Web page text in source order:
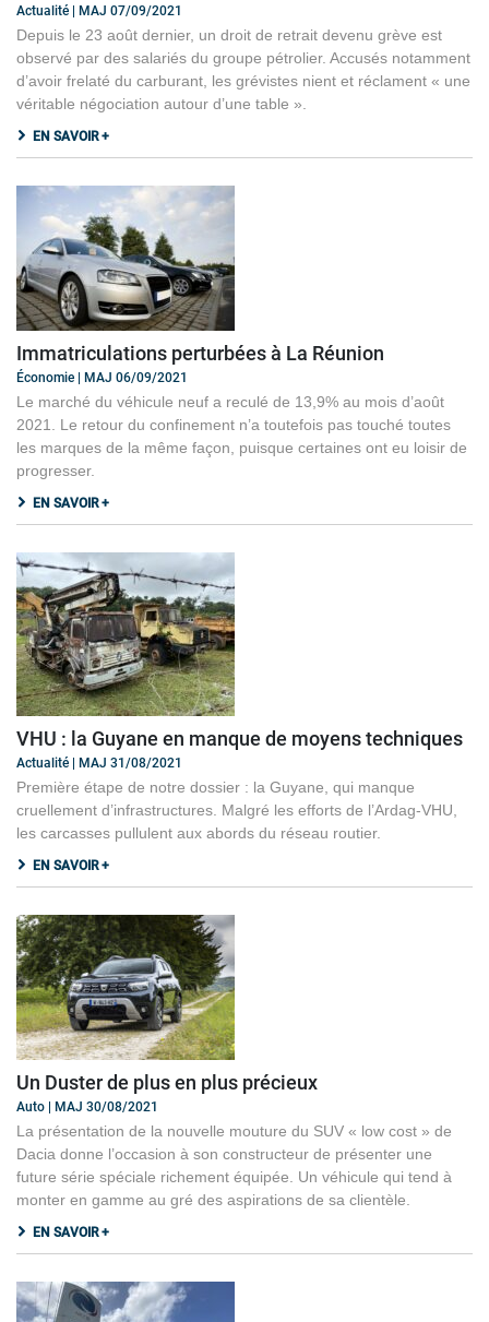
Actualité | MAJ 07/09/2021
Depuis le 23 août dernier, un droit de retrait devenu grève est
observé par des salariés du groupe pétrolier. Accusés notamment
d’avoir frelaté du carburant, les grévistes nient et réclament « une
véritable négociation autour d’une table ».
EN SAVOIR +
Immatriculations perturbées à La Réunion
Économie | MAJ 06/09/2021
Le marché du véhicule neuf a reculé de 13,9% au mois d’août
2021. Le retour du confinement n’a toutefois pas touché toutes
les marques de la même façon, puisque certaines ont eu loisir de
progresser.
EN SAVOIR +
VHU : la Guyane en manque de moyens techniques
Actualité | MAJ 31/08/2021
Première étape de notre dossier : la Guyane, qui manque
cruellement d’infrastructures. Malgré les efforts de l’Ardag-VHU,
les carcasses pullulent aux abords du réseau routier.
EN SAVOIR +
Un Duster de plus en plus précieux
Auto | MAJ 30/08/2021
La présentation de la nouvelle mouture du SUV « low cost » de
Dacia donne l’occasion à son constructeur de présenter une
future série spéciale richement équipée. Un véhicule qui tend à
monter en gamme au gré des aspirations de sa clientèle.
EN SAVOIR +